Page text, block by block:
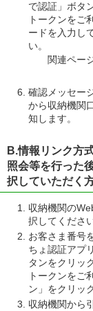
で認証」ボタ
トークンをご
ードを入力し
い。
関連ペー
確認メッセー
から収納機関
知します。
B.情報リンク方
照会等を行った
択していただく
収納機関の
択してください
お客さま番号
ちょ認証アプ
タンをクリッ
トークンをご
ン」をクリッ
収納機関から